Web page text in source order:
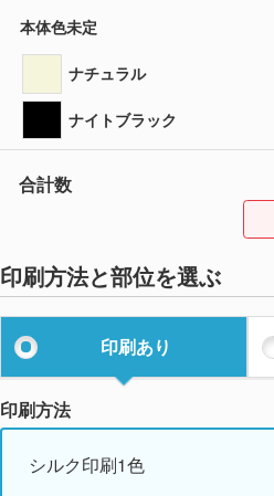
本体色未定
ナチュラル
ナイトブラック
合計数
印刷方法と部位を選ぶ
印刷あり
印刷方法
シルク印刷1色